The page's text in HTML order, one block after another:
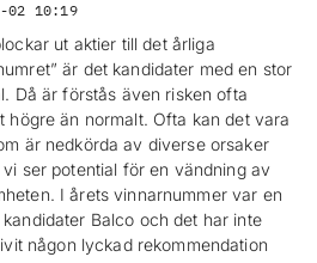
02 10:19
ut aktier till det årliga
är det kandidater med en stor
Då är förstås även risken ofta
högre än normalt. Ofta kan det vara
är nedkörda av diverse orsaker
ser potential för en vändning av
I årets vinnarnummer var en
Balco och det har inte
någon lyckad rekommendation